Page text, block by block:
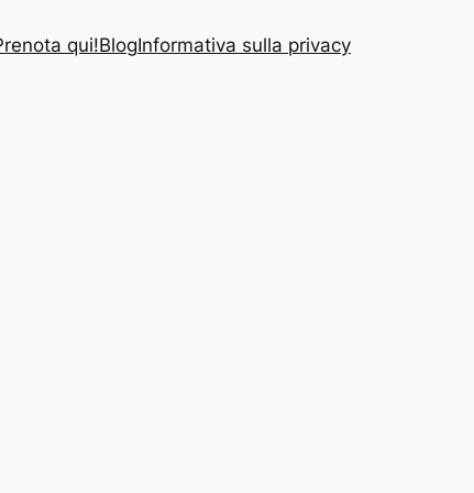
qui!BlogInformativa sulla privacy